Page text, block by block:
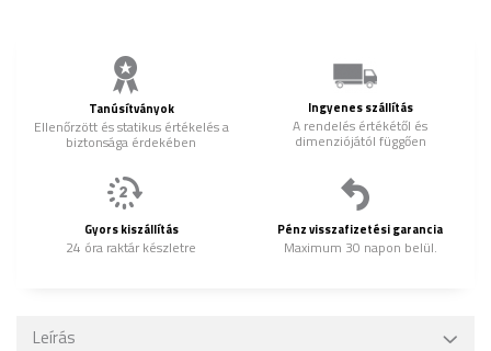
Tanúsítványok
Ellenőrzött és statikus értékelés a
biztonsága érdekében
Ingyenes szállítás
A rendelés értékétől és
dimenziójától függően
Gyors kiszállítás
24 óra raktár készletre
Pénz visszafizetési garancia
Maximum 30 napon belül.
Leírás